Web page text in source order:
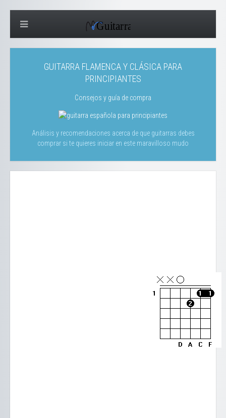
GUITARRA FLAMENCA Y CLÁSICA PARA
PRINCIPIANTES
Consejos y guía de compra
Análisis y recomendaciones acerca de que guitarras debes
comprar si te quieres iniciar en este maravilloso mudo